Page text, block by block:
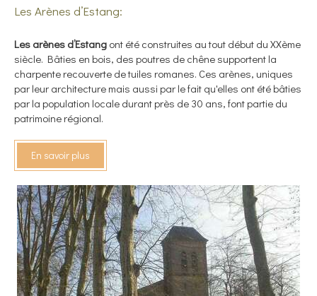
Les Arènes d’Estang:
Les arènes d’Estang ont été construites au tout début du XXème
siècle. Bâties en bois, des poutres de chêne supportent la
charpente recouverte de tuiles romanes. Ces arènes, uniques
par leur architecture mais aussi par le fait qu'elles ont été bâties
par la population locale durant près de 30 ans, font partie du
patrimoine régional.
En savoir plus